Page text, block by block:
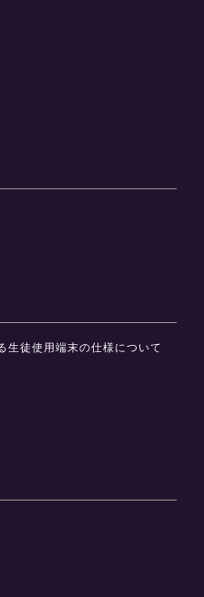
徒使用端末の仕様について